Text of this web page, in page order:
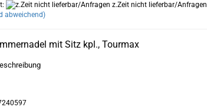
z.Zeit nicht lieferbar/Anfragen
abweichend)
mit Sitz kpl., Tourmax